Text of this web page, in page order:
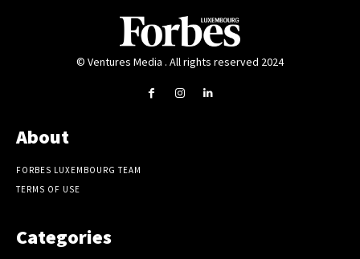
© Ventures Media . All rights reserved 2024
About
FORBES LUXEMBOURG TEAM
TERMS OF USE
Categories